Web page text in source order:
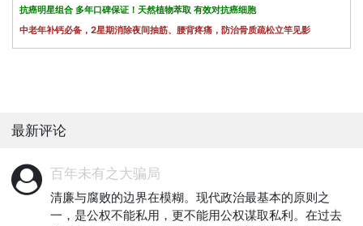
抗癌明星组合 多年口碑保证！天然植物萃取 有效对抗癌细胞
中老年补钙必备，2星期消除夜间抽筋、腰背疼痛，防治骨质疏松立竿见影
最新评论
百年未有之大骗局
清廉与腐败的边界在模糊。现代政治最基本的原则之
一，是公权不能私用，更不能用公权谋取私利。在过去